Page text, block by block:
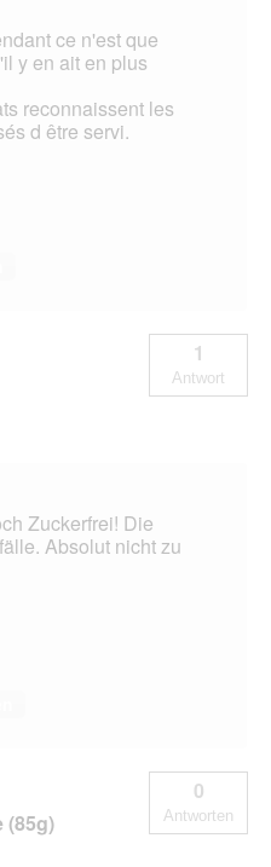
ce n'est que
y en ait en plus
reconnaissent les
d être servi.
1
Antwort
Zuckerfrei! Die
Absolut nicht zu
(85g)
0
Antworten